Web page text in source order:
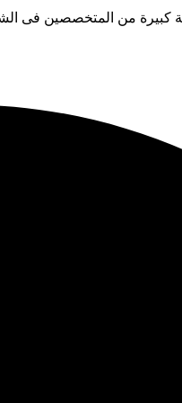
كبيرة من المتخصصين فى